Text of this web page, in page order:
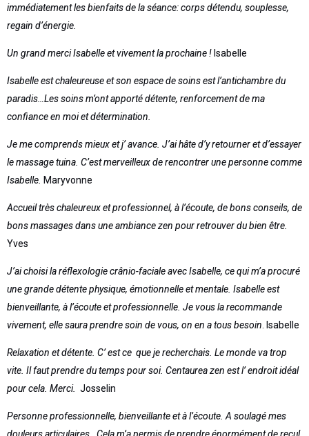
immédiatement les bienfaits de la séance: corps détendu, souplesse,
regain d’énergie.
Un grand merci Isabelle et vivement la prochaine ! Isabelle
Isabelle est chaleureuse et son espace de soins est l’antichambre du
paradis…Les soins m’ont apporté détente, renforcement de ma
confiance en moi et détermination.
Je me comprends mieux et j’ avance. J’ai hâte d’y retourner et d’essayer
le massage tuina. C’est merveilleux de rencontrer une personne comme
Isabelle. Maryvonne
Accueil très chaleureux et professionnel, à l’écoute, de bons conseils, de
bons massages dans une ambiance zen pour retrouver du bien être.
Yves
J’ai choisi la réflexologie crânio-faciale avec Isabelle, ce qui m’a procuré
une grande détente physique, émotionnelle et mentale. Isabelle est
bienveillante, à l’écoute et professionnelle. Je vous la recommande
vivement, elle saura prendre soin de vous, on en a tous besoin . Isabelle
Relaxation et détente. C’ est ce que je recherchais. Le monde va trop
vite. Il faut prendre du temps pour soi. Centaurea zen est l’ endroit idéal
pour cela. Merci. Josselin
Personne professionnelle, bienveillante et à l’écoute. A soulagé mes